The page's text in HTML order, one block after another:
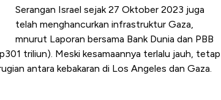
Serangan Israel sejak 27 Oktober 2023 juga
telah menghancurkan infrastruktur Gaza,
mnurut Laporan bersama Bank Dunia dan PBB
triliun). Meski kesamaannya terlalu jauh, tetap
antara kebakaran di Los Angeles dan Gaza.
Baik Buat Pengusaha RI